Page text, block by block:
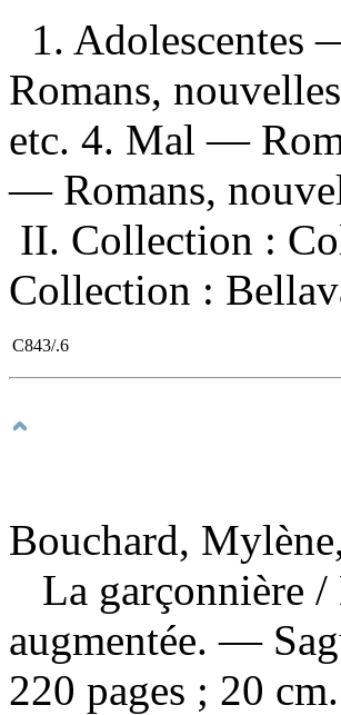
1. Adolescentes
Romans,
etc. 4. Mal —
— Romans,
II. Collection :
Collection :
C843/.6
Bouchard,
La garçonnière /
augmentée. —
220 pages ; 20